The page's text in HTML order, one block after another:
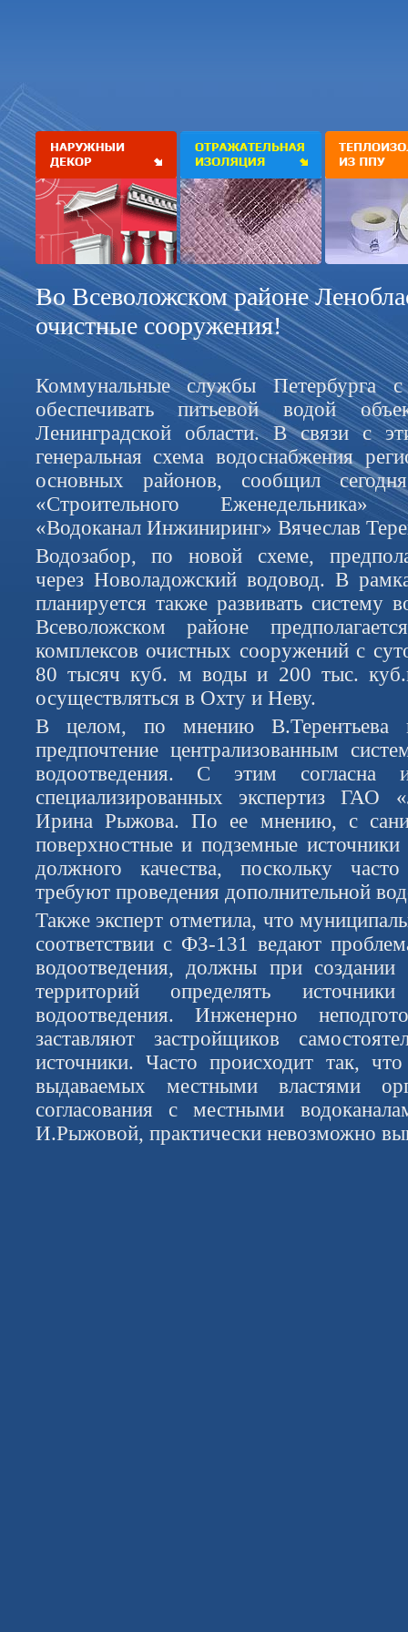
Во Всеволожском районе
очистные сооружения!
Коммунальные службы Петербурга
обеспечивать питьевой водой
Ленинградской области. В связи с
генеральная схема водоснабжения
основных районов, сообщил
«Строительного
«Водоканал Инжиниринг» Вячеслав
Водозабор, по новой схеме,
через Новоладожский водовод. В
планируется также развивать систему
Всеволожском районе
комплексов очистных сооружений с
80 тысяч куб. м воды и 200 тыс.
осуществляться в Охту и Неву.
В целом, по мнению В.Терентьева
предпочтение централизованным
водоотведения. С этим согласна
специализированных экспертиз ГАО
Ирина Рыжова. По ее мнению, с
поверхностные и подземные
должного качества, поскольку
требуют проведения дополнительной
Также эксперт отметила, что
соответствии с ФЗ-131 ведают
водоотведения, должны при создании
территорий определять
водоотведения. Инженерно
заставляют застройщиков
источники. Часто происходит так,
выдаваемых местными властями
согласования с местными
И.Рыжовой, практически невозможно